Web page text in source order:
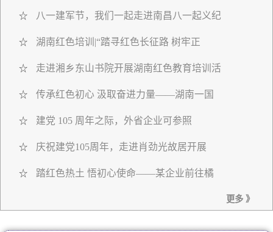
☆ 八一建军节，我们一起走进南昌八一起义纪
☆ 湖南红色培训|“踏寻红色长征路 树牢正
☆ 走进湘乡东山书院开展湖南红色教育培训活
☆ 传承红色初心 汲取奋进力量——湖南一国
☆ 建党 105 周年之际，外省企业可参照
☆ 庆祝建党105周年，走进肖劲光故居开展
☆ 踏红色热土 悟初心使命——某企业前往橘
更多 》